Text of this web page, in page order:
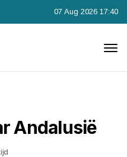
07 Aug 2026 17:40
Andalusië